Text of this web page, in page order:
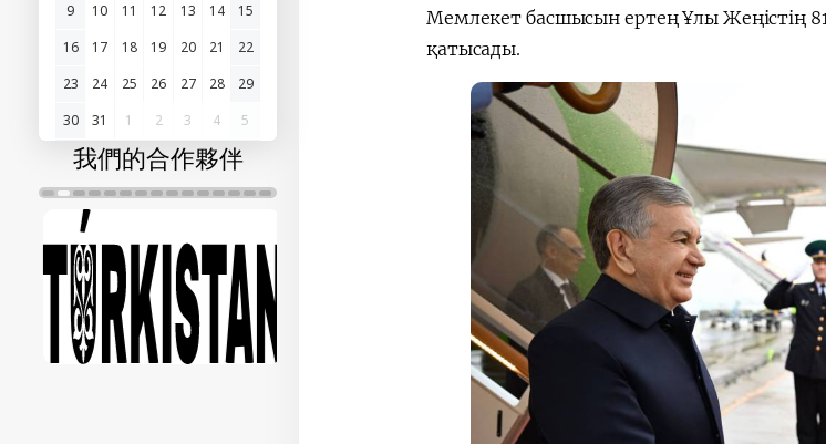
9
10 11 12 13 14
15
16
17 18 19 20 21
22
23
24 25 26 27 28
29
30
31 1 2 3 4 5
我們的合作夥伴
Мемлекет басшысын ертең Ұлы Жеңістің
қатысады.